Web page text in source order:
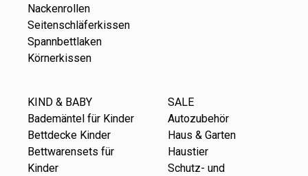
Nackenrollen
Seitenschläferkissen
Spannbettlaken
Körnerkissen
KIND & BABY
Bademäntel für Kinder
Bettdecke Kinder
Bettwarensets für
Kinder
SALE
Autozubehör
Haus & Garten
Haustier
Schutz- und